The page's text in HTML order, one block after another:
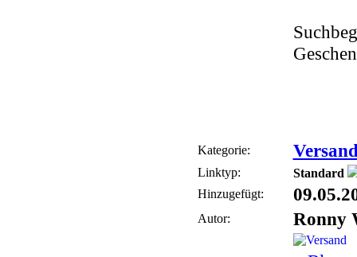
Kategorie:
Linktyp:
Standard
Hinzugefügt:
Autor: Ronny